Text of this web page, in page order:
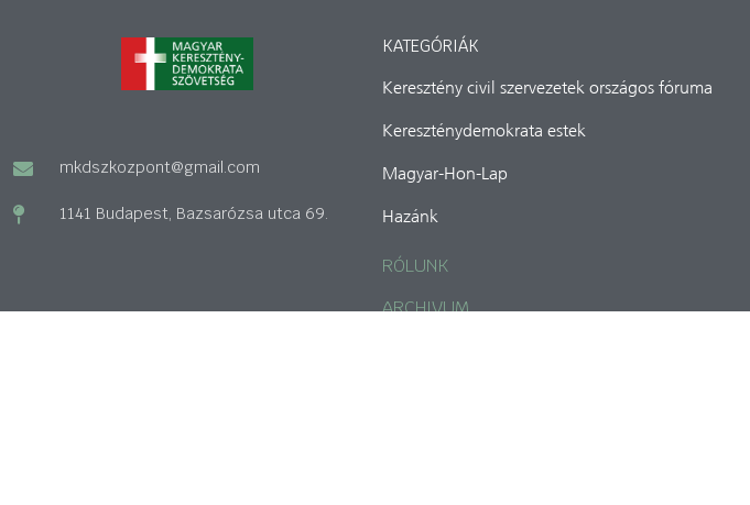
mkdszkozpont@gmail.com
1141 Budapest, Bazsarózsa utca 69.
KATEGÓRIÁK
Keresztény civil szervezetek országos fóruma
Kereszténydemokrata estek
Magyar-Hon-Lap
Hazánk
RÓLUNK
ARCHIVUM